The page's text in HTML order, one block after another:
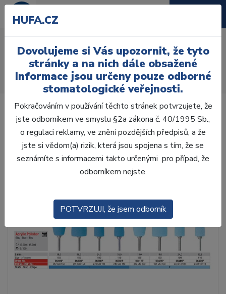
Úvod Laboratoř
Opracování
Leštící kotouče a pomůcky
Acrylic polisher 0646 - 6 ks
HUFA.CZ
Dovolujeme si Vás upozornit, že tyto
stránky a na nich dále obsažené
informace jsou určeny pouze odborné
stomatologické veřejnosti.
Pokračováním v používání těchto stránek potvrzujete, že
jste odborníkem ve smyslu §2a zákona č. 40/1995 Sb.,
o regulaci reklamy, ve znění pozdějších předpisů, a že
jste si vědom(a) rizik, která jsou spojena s tím, že se
seznámíte s informacemi takto určenými pro případ, že
odborníkem nejste.
POTVRZUJI, že jsem odborník